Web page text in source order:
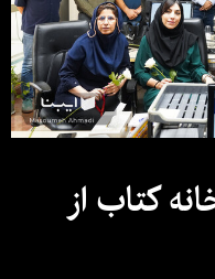
کتاب از